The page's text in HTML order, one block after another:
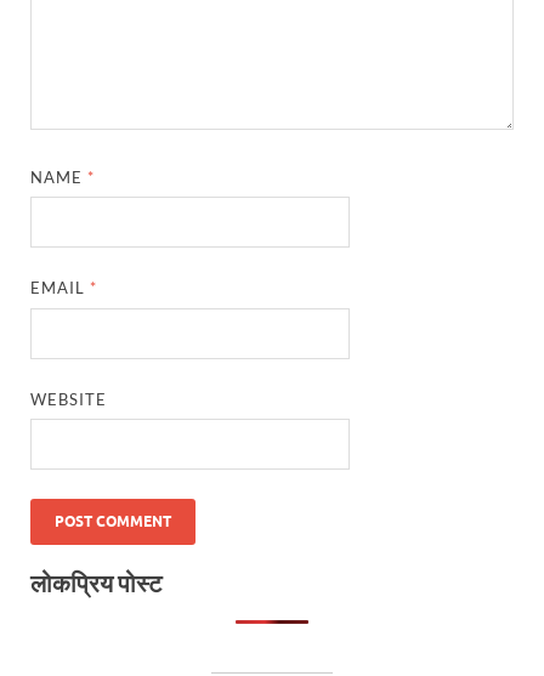
NAME *
EMAIL *
WEBSITE
लोकप्रिय पोस्ट